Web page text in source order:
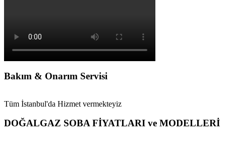
Bakım & Onarım Servisi
Tüm İstanbul'da Hizmet vermekteyiz
DOĞALGAZ SOBA FİYATLARI ve MODELLERİ